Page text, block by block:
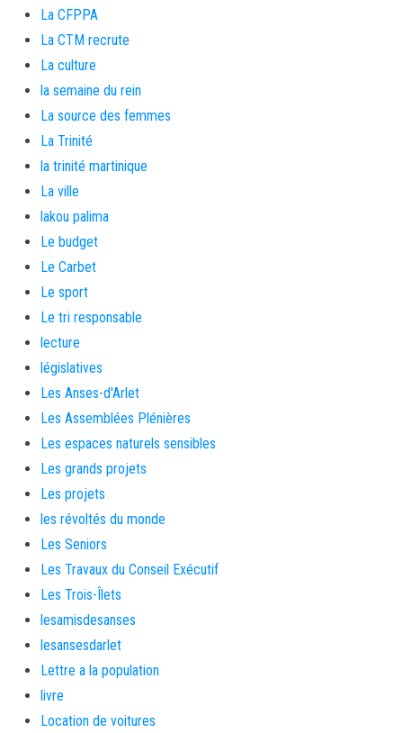
La CFPPA
La CTM recrute
La culture
la semaine du rein
La source des femmes
La Trinité
la trinité martinique
La ville
lakou palima
Le budget
Le Carbet
Le sport
Le tri responsable
lecture
législatives
Les Anses-d'Arlet
Les Assemblées Plénières
Les espaces naturels sensibles
Les grands projets
Les projets
les révoltés du monde
Les Seniors
Les Travaux du Conseil Exécutif
Les Trois-Îlets
lesamisdesanses
lesansesdarlet
Lettre a la population
livre
Location de voitures